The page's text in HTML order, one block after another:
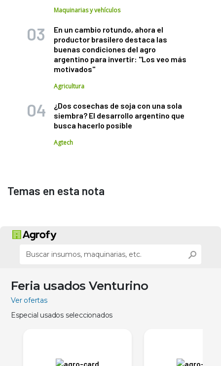
Maquinarias y vehículos
En un cambio rotundo, ahora el
productor brasilero destaca las
buenas condiciones del agro
argentino para invertir: "Los veo más
motivados"
Agricultura
¿Dos cosechas de soja con una sola
siembra? El desarrollo argentino que
busca hacerlo posible
Agtech
Temas en esta nota
Feria usados Venturino
Ver ofertas
Especial usados seleccionados